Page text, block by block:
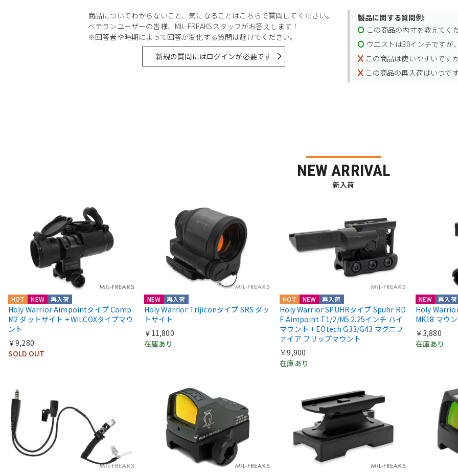
商品についてわからないこと、気になることはこちらで質問してください。
ベテランユーザーの皆様、MIL-FREAKSスタッフがお答えします！
※回答者や時期によって回答が変化する質問は避けてください。
新規の質問にはログインが必要です
製品に関する質問例:
この商品の内寸を教えてく
ウエストは30インチですが
この商品は使いやすいです
この商品の再入荷はいつで
NEW ARRIVAL
新入荷
HOT NEW 再入荷
Holy Warrior Aimpointタイプ Comp
M2 ダットサイト + WILCOXタイプマウ
ント
￥9,280
SOLD OUT
NEW 再入荷
Holy Warrior Trijiconタイプ SRS ダッ
トサイト
￥11,800
在庫あり
HOT NEW 再入荷
Holy Warrior SPUHRタイプ Spuhr RD
F Aimpoint T1/2/M5 2.25インチ ハイ
マウント + EOtech G33/G43 マグニフ
ァイア フリップマウント
￥9,900
在庫あり
NEW 再入荷
Holy
MK18 マウ
￥3,880
在庫あり